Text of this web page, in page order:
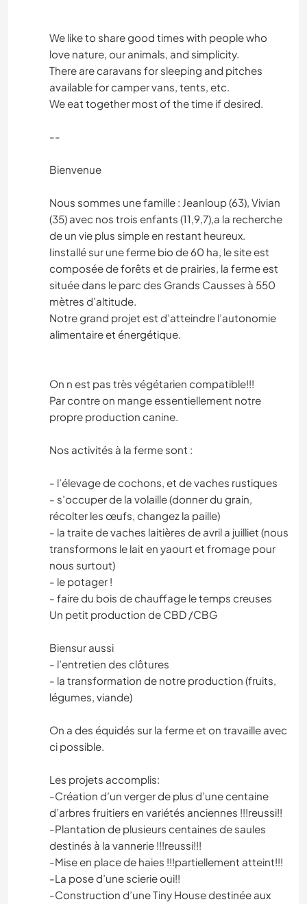
We like to share good times with people who
love nature, our animals, and simplicity.
There are caravans for sleeping and pitches
available for camper vans, tents, etc.
We eat together most of the time if desired.
--
Bienvenue
Nous sommes une famille : Jeanloup (63), Vivian
(35) avec nos trois enfants (11,9,7),a la recherche
de un vie plus simple en restant heureux.
Iinstallé sur une ferme bio de 60 ha, le site est
composée de forêts et de prairies, la ferme est
située dans le parc des Grands Causses à 550
mètres d’altitude.
Notre grand projet est d’atteindre l’autonomie
alimentaire et énergétique.
On n est pas très végétarien compatible!!!
Par contre on mange essentiellement notre
propre production canine.
Nos activités à la ferme sont :
- l’élevage de cochons, et de vaches rustiques
- s’occuper de la volaille (donner du grain,
récolter les œufs, changez la paille)
- la traite de vaches laitières de avril a juilliet (nous
transformons le lait en yaourt et fromage pour
nous surtout)
- le potager !
- faire du bois de chauffage le temps creuses
Un petit production de CBD /CBG
Biensur aussi
- l’entretien des clôtures
- la transformation de notre production (fruits,
légumes, viande)
On a des équidés sur la ferme et on travaille avec
ci possible.
Les projets accomplis:
-Création d’un verger de plus d’une centaine
d’arbres fruitiers en variétés anciennes !!!reussi!!
-Plantation de plusieurs centaines de saules
destinés à la vannerie !!!reussi!!!
-Mise en place de haies !!!partiellement atteint!!!
-La pose d’une scierie oui!!
-Construction d’une Tiny House destinée aux